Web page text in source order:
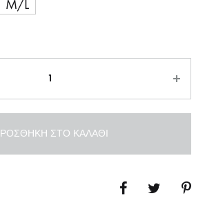
M/L
ΣΤΟ ΚΑΛΆΘΙ